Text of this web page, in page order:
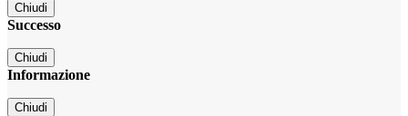
Chiudi
Successo
Chiudi
Informazione
Chiudi